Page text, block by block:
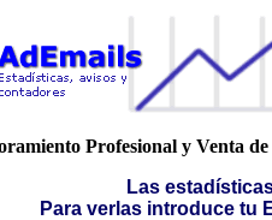
Profesional y Venta
Las
Para verlas introduce tu